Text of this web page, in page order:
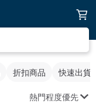
折扣商品 快速出貨
熱門程度優先